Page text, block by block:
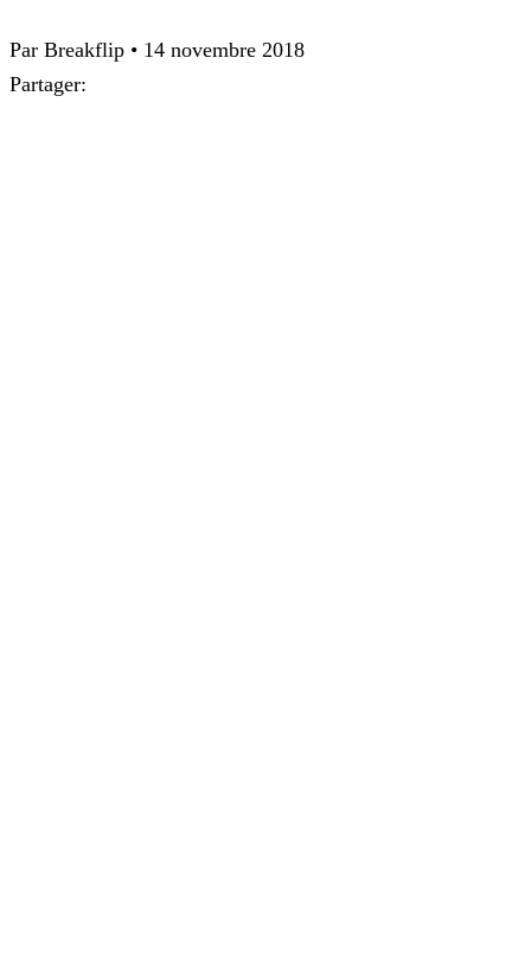
Par Breakflip • 14 novembre 2018
Partager: